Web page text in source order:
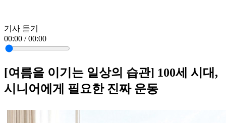
기사 듣기
00:00 / 00:00
[여름을 이기는 일상의 습관] 100세 시대,
시니어에게 필요한 진짜 운동